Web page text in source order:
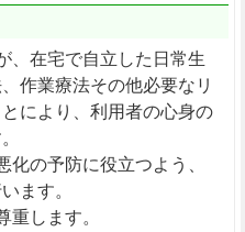
、在宅で自立した日常生
作業療法その他必要なリ
により、利用者の心身の
化の予防に役立つよう、
ます。
重します。